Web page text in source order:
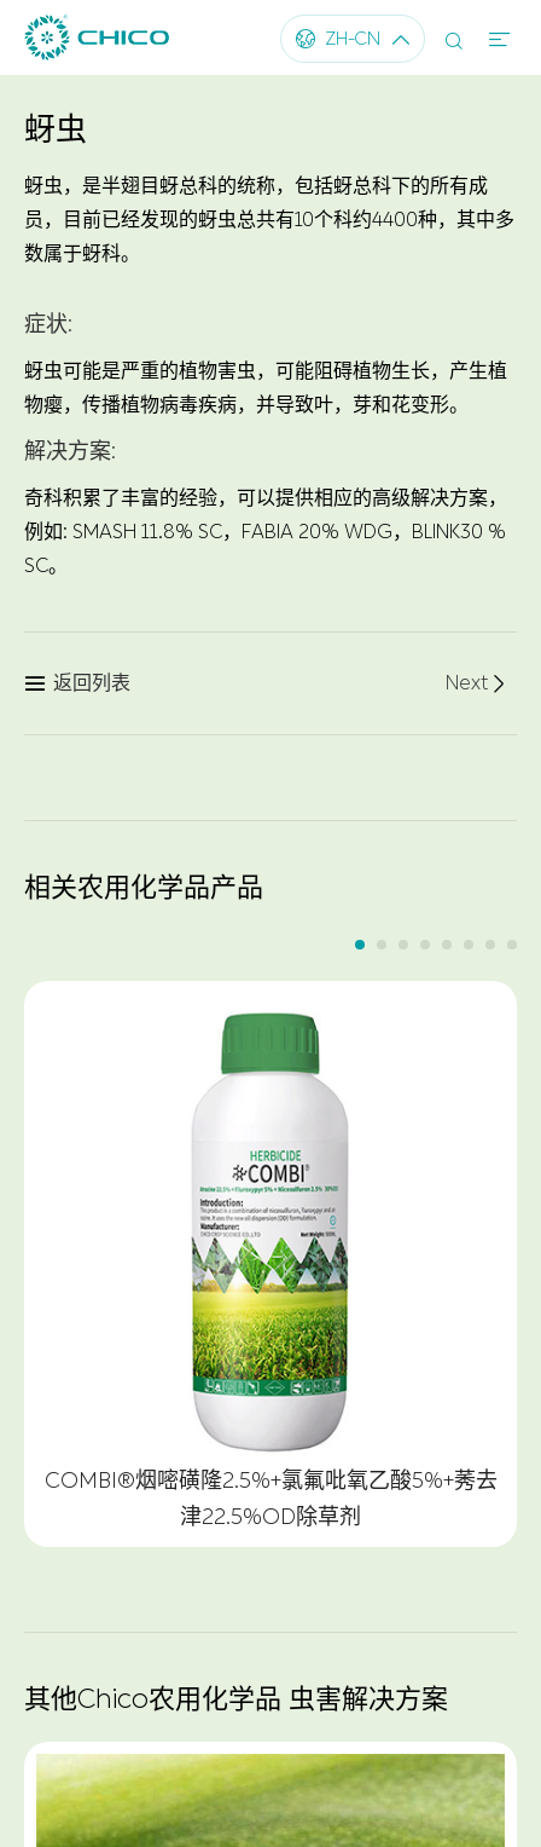
 ZH-CN   
蚜虫
蚜虫，是半翅目蚜总科的统称，包括蚜总科下的所有成
员，目前已经发现的蚜虫总共有10个科约4400种，其中多
数属于蚜科。
症状:
蚜虫可能是严重的植物害虫，可能阻碍植物生长，产生植
物瘿，传播植物病毒疾病，并导致叶，芽和花变形。
解决方案:
奇科积累了丰富的经验，可以提供相应的高级解决方案，
例如: SMASH 11.8% SC，FABIA 20% WDG，BLINK30 %
SC。
 返回列表 Next 
相关农用化学品产品
COMBI®烟嘧磺隆2.5%+氯氟吡氧乙酸5%+莠去
津22.5%OD除草剂
其他Chico农用化学品 虫害解决方案